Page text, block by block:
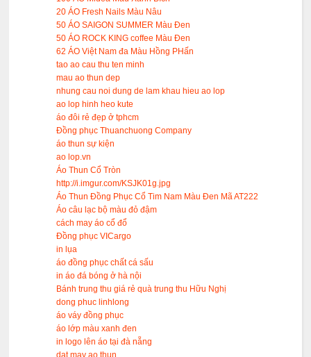
20 ÁO Fresh Nails Màu Nâu
50 ÁO SAIGON SUMMER Màu Đen
50 ÁO ROCK KING coffee Màu Đen
62 ÁO Việt Nam đa Màu Hồng PHấn
tao ao cau thu ten minh
mau ao thun dep
nhung cau noi dung de lam khau hieu ao lop
ao lop hinh heo kute
áo đôi rẻ đẹp ở tphcm
Đồng phục Thuanchuong Company
áo thun sự kiện
ao lop.vn
Áo Thun Cổ Tròn
http://i.imgur.com/KSJK01g.jpg
Áo Thun Đồng Phục Cổ Tim Nam Màu Đen Mã AT222
Áo câu lạc bộ màu đỏ đậm
cách may áo cổ đổ
Đồng phục VICargo
in lụa
áo đồng phục chất cá sấu
in áo đá bóng ở hà nội
Bánh trung thu giá rẻ quà trung thu Hữu Nghị
dong phuc linhlong
áo váy đồng phục
áo lớp màu xanh đen
in logo lên áo tại đà nẵng